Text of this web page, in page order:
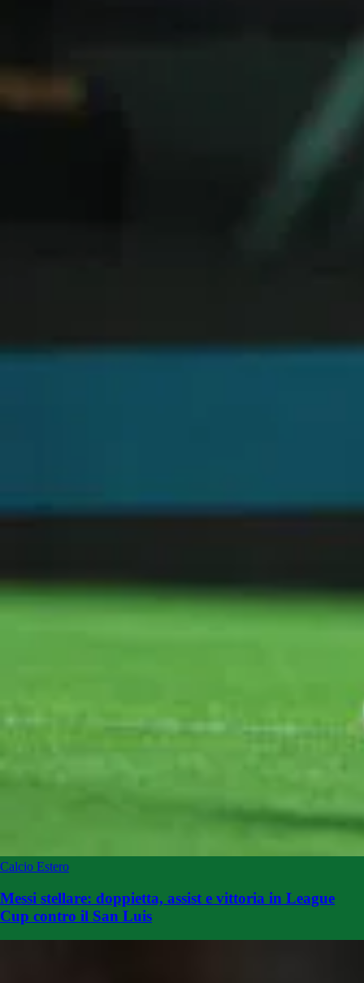
Calcio Estero
Messi stellare: doppietta, assist e vittoria in League
Cup contro il San Luis